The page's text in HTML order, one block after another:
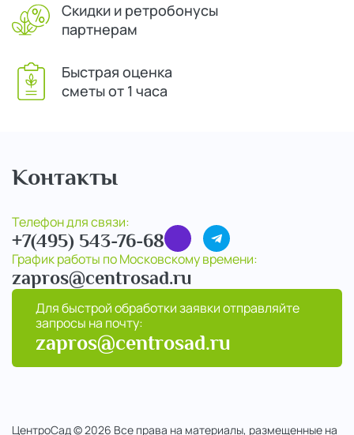
Скидки и ретробонусы
партнерам
Быстрая оценка
сметы от 1 часа
Контакты
Телефон для связи:
+7(495) 543-76-68
График работы по Московскому времени:
zapros@centrosad.ru
Для быстрой обработки заявки отправляйте
запросы на почту:
zapros@centrosad.ru
ЦентроСад © 2026 Все права на материалы, размещенные на